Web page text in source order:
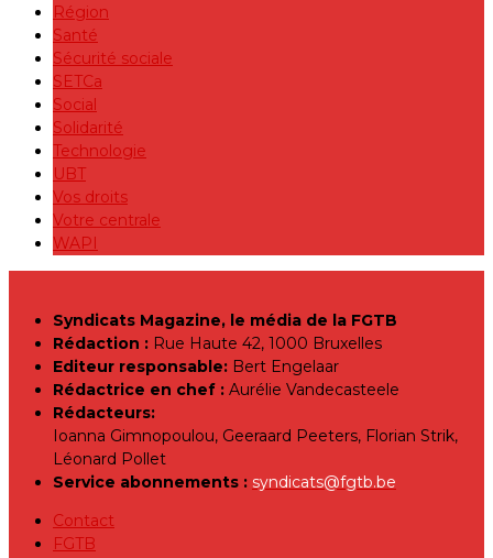
Région
Santé
Sécurité sociale
SETCa
Social
Solidarité
Technologie
UBT
Vos droits
Votre centrale
WAPI
Syndicats Magazine, le média de la FGTB
Rédaction : Rue Haute 42, 1000 Bruxelles
Editeur responsable: Bert Engelaar
Rédactrice en chef : Aurélie Vandecasteele
Rédacteurs:
Ioanna Gimnopoulou, Geeraard Peeters, Florian Strik,
Léonard Pollet
Service abonnements : syndicats@fgtb.be
Contact
FGTB